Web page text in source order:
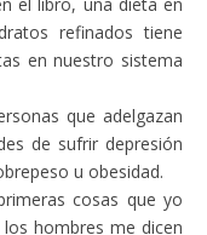
refinados tiene
en nuestro sistema
que adelgazan
de sufrir depresión
u obesidad.
cosas que yo
hombres me dicen